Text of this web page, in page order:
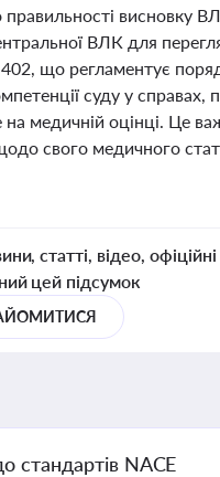
правильності висновку
ВЛК для
що регламентує
суду у справах,
медичній оцінці. Це
свого медичного
статті, відео,
цей підсумок
стандартів NACE